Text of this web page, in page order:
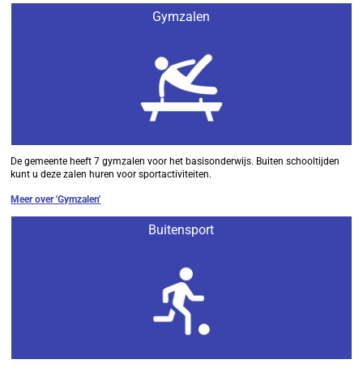
Gymzalen
De gemeente heeft 7 gymzalen voor het basisonderwijs. Buiten schooltijden
kunt u deze zalen huren voor sportactiviteiten.
Meer over 'Gymzalen'
Buitensport